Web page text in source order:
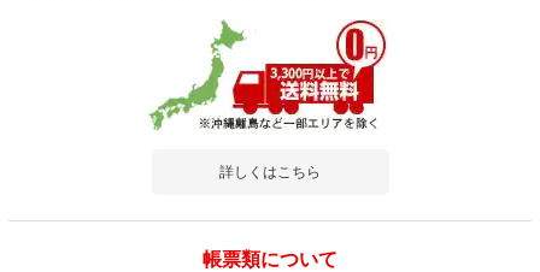
詳しくはこちら
帳票類について